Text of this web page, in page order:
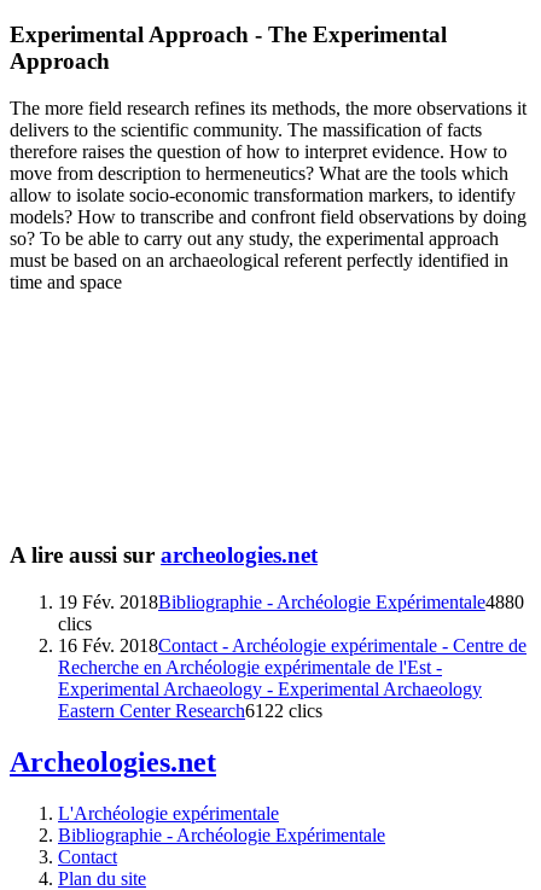
Experimental Approach - The Experimental
Approach
The more field research refines its methods, the more observations it
delivers to the scientific community. The massification of facts
therefore raises the question of how to interpret evidence. How to
move from description to hermeneutics? What are the tools which
allow to isolate socio-economic transformation markers, to identify
models? How to transcribe and confront field observations by doing
so? To be able to carry out any study, the experimental approach
must be based on an archaeological referent perfectly identified in
time and space
A lire aussi sur archeologies.net
19 Fév. 2018Bibliographie - Archéologie Expérimentale4880
clics
16 Fév. 2018Contact - Archéologie expérimentale - Centre de
Recherche en Archéologie expérimentale de l'Est -
Experimental Archaeology - Experimental Archaeology
Eastern Center Research6122 clics
Archeologies.net
L'Archéologie expérimentale
Bibliographie - Archéologie Expérimentale
Contact
Plan du site